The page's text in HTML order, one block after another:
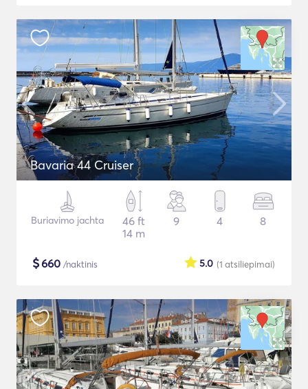
Bavaria 44 Cruiser
Buriavimo jachta
46 ft
14 m
9 4 8
$660 /naktinis (1 atsiliepimai)
5.0